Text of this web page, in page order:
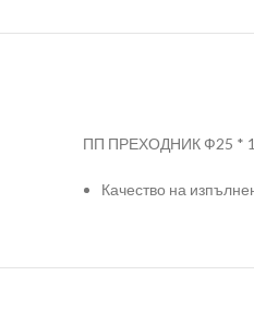
ПП ПРЕХОДНИК Ф25 *
Качество на